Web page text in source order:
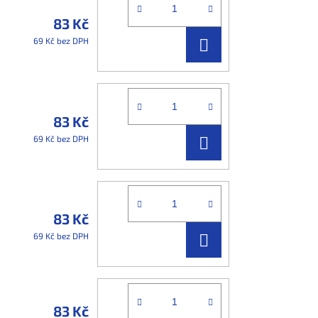
83 Kč
69 Kč bez DPH
KOŠÍKU
83 Kč
69 Kč bez DPH
KOŠÍKU
83 Kč
69 Kč bez DPH
KOŠÍKU
83 Kč